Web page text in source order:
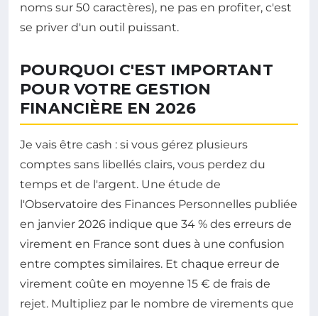
noms sur 50 caractères), ne pas en profiter, c'est
se priver d'un outil puissant.
POURQUOI C'EST IMPORTANT
POUR VOTRE GESTION
FINANCIÈRE EN 2026
Je vais être cash : si vous gérez plusieurs
comptes sans libellés clairs, vous perdez du
temps et de l'argent. Une étude de
l'Observatoire des Finances Personnelles publiée
en janvier 2026 indique que 34 % des erreurs de
virement en France sont dues à une confusion
entre comptes similaires. Et chaque erreur de
virement coûte en moyenne 15 € de frais de
rejet. Multipliez par le nombre de virements que